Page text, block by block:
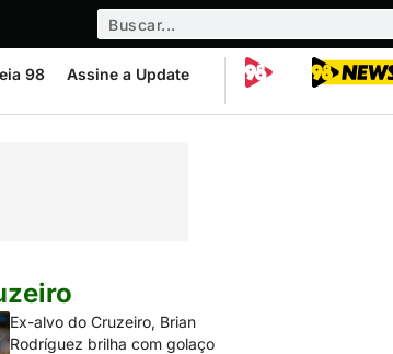
98 Assine a Update
Ex-alvo do Cruzeiro, Brian
Rodríguez brilha com golaço